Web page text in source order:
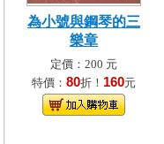
為小號與鋼琴的三
樂章
定價：200 元
特價： 80折！ 160元